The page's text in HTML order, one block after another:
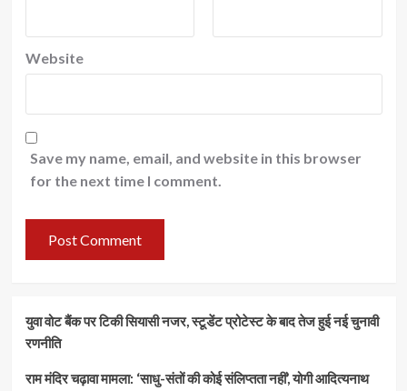
Website
Save my name, email, and website in this browser
for the next time I comment.
युवा वोट बैंक पर टिकी सियासी नजर, स्टूडेंट प्रोटेस्ट के बाद तेज हुई नई चुनावी
रणनीति
राम मंदिर चढ़ावा मामला: ‘साधु-संतों की कोई संलिप्तता नहीं’, योगी आदित्यनाथ